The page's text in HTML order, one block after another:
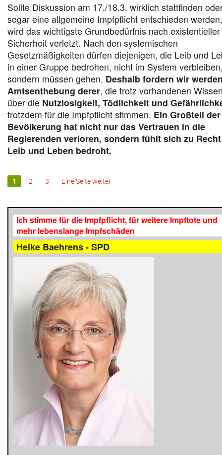
Sollte Diskussion am 17./18.3. wirklich stattfinden
sogar eine allgemeine Impfpflicht entschieden werden,
wird das wichtigste Grundbedürfnis nach existentieller
Sicherheit verletzt. Nach den systemischen
Gesetzmäßigkeiten dürfen diejenigen, die Leib und
in einer Gruppe bedrohen, nicht im System
sondern müssen gehen. Deshalb fordern wir
Amtsenthebung derer, die trotz vorhandenen
über die Nutzlosigkeit, Tödlichkeit und
trotzdem für die Impfpflicht stimmen. Ein Großteil der
Bevölkerung hat nicht nur das Vertrauen in die
Regierenden verloren, sondern fühlt sich zu
Leib und Leben bedroht.
1 2 3 Eine Seite weiter
Ich stimme für die Impfpflicht, für weitere Impftote und
mehr lebenslange Impfschäden
Heike Baehrens - SPD